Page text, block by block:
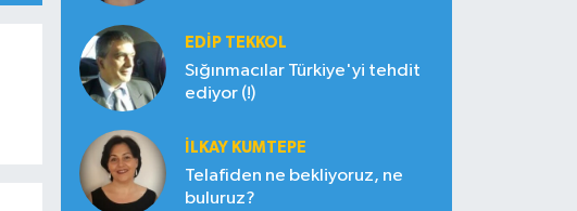
EDIP TEKKOL
Sığınmacılar Türkiye'yi tehdit
ediyor (!)
İLKAY KUMTEPE
Telafiden ne bekliyoruz, ne
buluruz?